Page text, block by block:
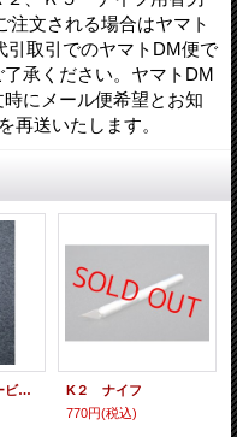
注文される場合はヤマト
引取引でのヤマトDM便で
承ください。ヤマトDM
にメール便希望とお知
再送いたします。
替刃 ＃２８ カービングブレード
K２ ナイフ
770円(税込)